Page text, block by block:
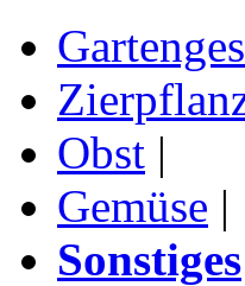
Obst |
Gemüse |
Sonstiges